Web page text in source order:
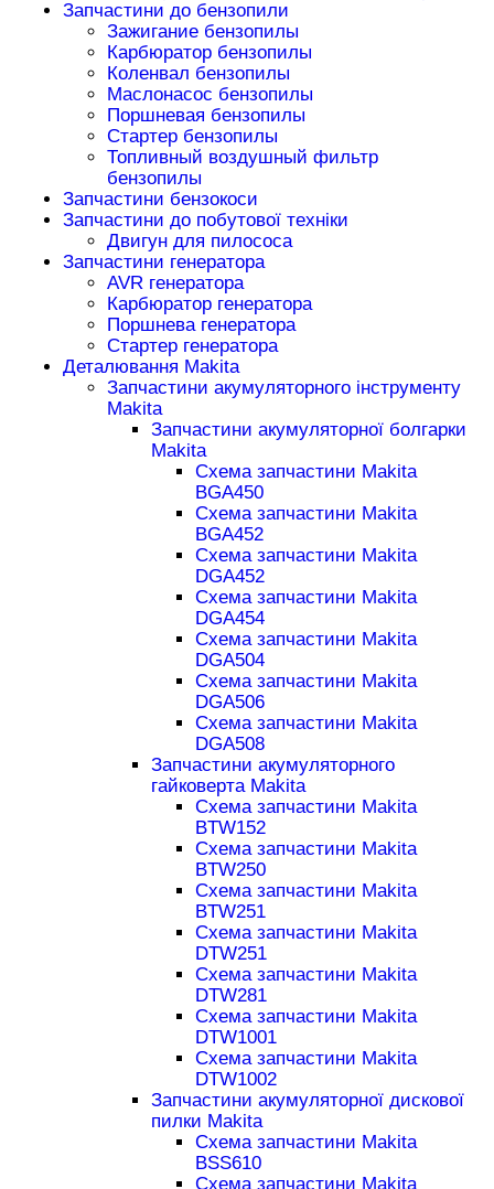
Запчастини до бензопили
Зажигание бензопилы
Карбюратор бензопилы
Коленвал бензопилы
Маслонасос бензопилы
Поршневая бензопилы
Стартер бензопилы
Топливный воздушный фильтр
бензопилы
Запчастини бензокоси
Запчастини до побутової техніки
Двигун для пилососа
Запчастини генератора
AVR генератора
Карбюратор генератора
Поршнева генератора
Стартер генератора
Деталювання Makita
Запчастини акумуляторного інструменту
Makita
Запчастини акумуляторної болгарки
Makita
Схема запчастини Makita
BGA450
Схема запчастини Makita
BGA452
Схема запчастини Makita
DGA452
Схема запчастини Makita
DGA454
Схема запчастини Makita
DGA504
Схема запчастини Makita
DGA506
Схема запчастини Makita
DGA508
Запчастини акумуляторного
гайковерта Makita
Схема запчастини Makita
BTW152
Схема запчастини Makita
BTW250
Схема запчастини Makita
BTW251
Схема запчастини Makita
DTW251
Схема запчастини Makita
DTW281
Схема запчастини Makita
DTW1001
Схема запчастини Makita
DTW1002
Запчастини акумуляторної дискової
пилки Makita
Схема запчастини Makita
BSS610
Схема запчастини Makita